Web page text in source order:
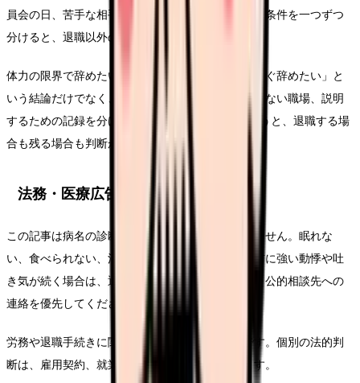
員会の日、苦手な相手と組む日など、つらさが出る条件を一つずつ
分けると、退職以外の調整余地も見つかります。
体力の限界で辞めたいについて考える時は、「今すぐ辞めたい」と
いう結論だけでなく、悩みを弱める条件、繰り返さない職場、説明
するための記録を分けてください。この3つがそろうと、退職する場
合も残る場合も判断がぶれにくくなります。
法務・医療広告・求人広告上の注意
この記事は病名の診断や治療方針の提示ではありません。眠れな
い、食べられない、消えたい気持ちがある、出勤前に強い動悸や吐
き気が続く場合は、退職判断より先に受診・休養・公的相談先への
連絡を優先してください。
労務や退職手続きに関わる部分は一般的な整理です。個別の法的判
断は、雇用契約、就業規則、事実関係で変わります。